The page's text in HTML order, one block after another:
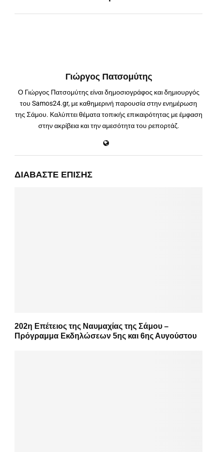
Γιώργος Πατσομύτης
Ο Γιώργος Πατσομύτης είναι δημοσιογράφος και δημιουργός
του Samos24.gr, με καθημερινή παρουσία στην ενημέρωση
της Σάμου. Καλύπτει θέματα τοπικής επικαιρότητας με έμφαση
στην ακρίβεια και την αμεσότητα του ρεπορτάζ.
ΔΙΑΒΆΣΤΕ ΕΠΊΣΗΣ
202η Επέτειος της Ναυμαχίας της Σάμου –
Πρόγραμμα Εκδηλώσεων 5ης και 6ης Αυγούστου